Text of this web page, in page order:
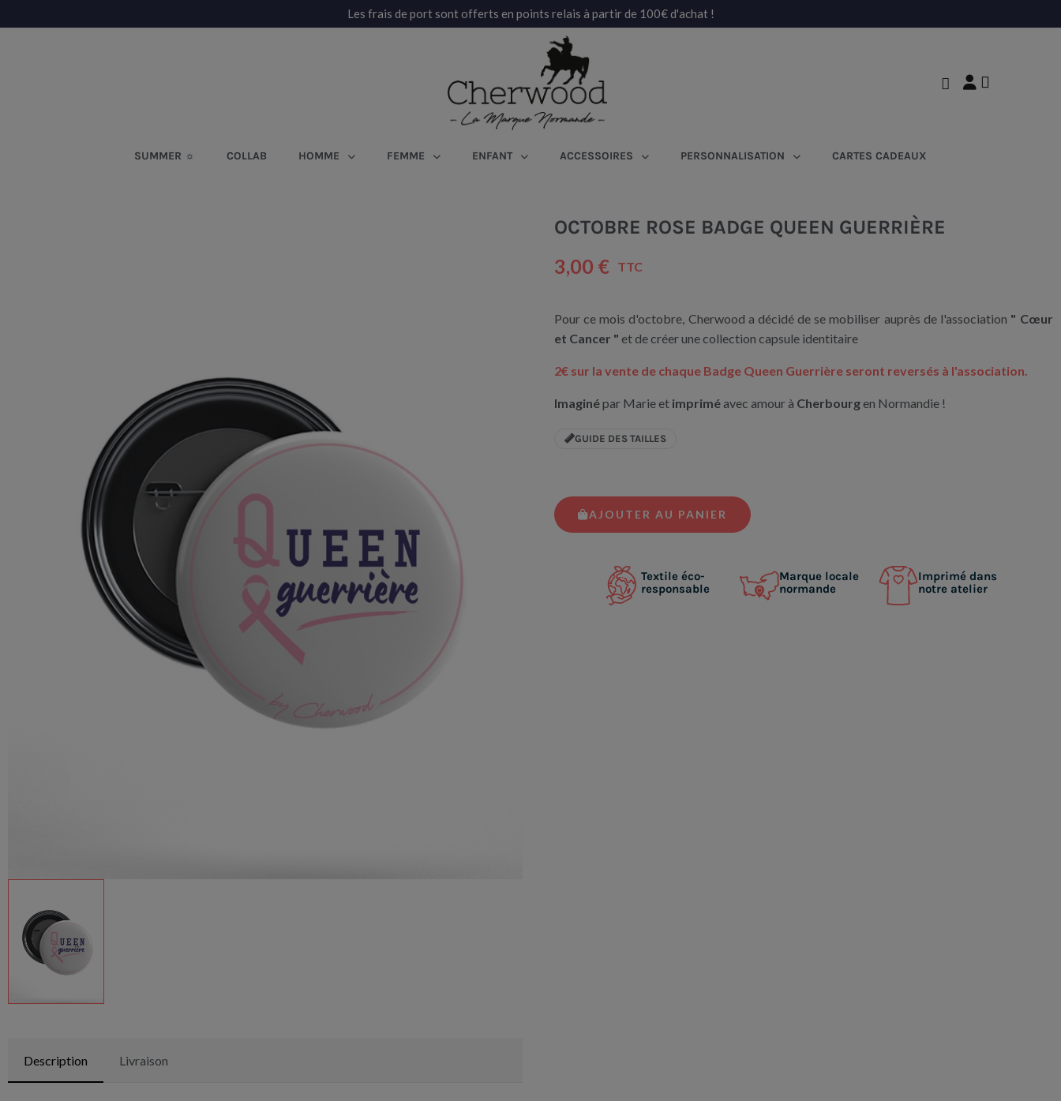
Les frais de port sont offerts en points relais à partir de 100€ d'achat !
SUMMER ☼ COLLAB HOMME FEMME ENFANT ACCESSOIRES PERSONNALISATION CARTES CADEAUX
OCTOBRE ROSE BADGE QUEEN GUERRIÈRE
3,00 € TTC
Pour ce mois d'octobre, Cherwood a décidé de se mobiliser auprès de l'association " Cœur
et Cancer " et de créer une collection capsule identitaire
2€ sur la vente de chaque Badge Queen Guerrière seront reversés à l'association.
Imaginépar Marie et impriméavec amour à Cherbourgen Normandie !
GUIDE DES TAILLES
AJOUTER AU PANIER
Textile éco-
responsable
Marque locale
normande
Imprimé dans
notre atelier
Description Livraison